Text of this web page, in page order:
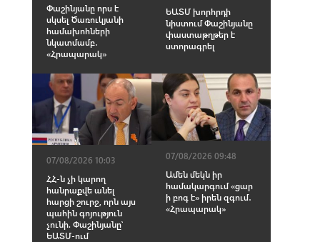
Փաշինյանը որս է
սկսել Ծառուկյանի
համախոհների
նկատմամբ․
«Հրապարակ»
ԵԱՏՄ խորհրդի
նիստում Փաշինյանը
փաստաթղթեր է
ստորագրել
07/08/2026 10:03
ՀՀ-ն չի կարող
հանրաքվե անել
հարցի շուրջ, որն այս
պահին գոյություն
չունի. Փաշինյանը՝
ԵԱՏՄ-ում
07/08/2026 09:48
Ամեն մեկն իր
համակարգում «ցար
ի բոգ է» իրեն զգում․
«Հրապարակ»